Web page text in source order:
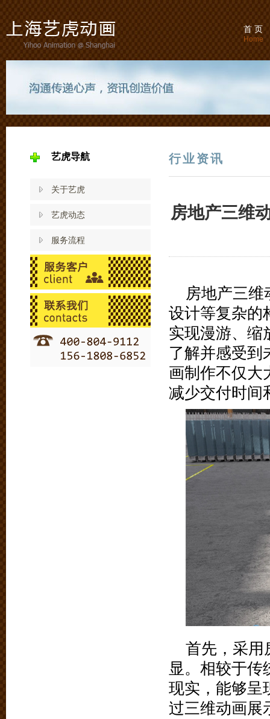
首 页
Home
艺虎导航
关于艺虎
艺虎动态
服务流程
行业资讯
房地产三维
房地产三
设计等复杂的
实现漫游、缩
了解并感受到
画制作不仅大
减少交付时间
首先，采用
显。相较于传
现实，能够呈
过三维动画展